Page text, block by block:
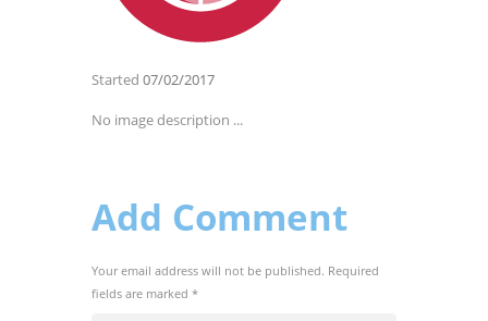
Started 07/02/2017
No image description ...
Add Comment
Your email address will not be published. Required
fields are marked *